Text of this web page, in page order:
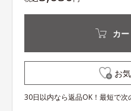
カ
お
30日以内なら返品OK！最短で次